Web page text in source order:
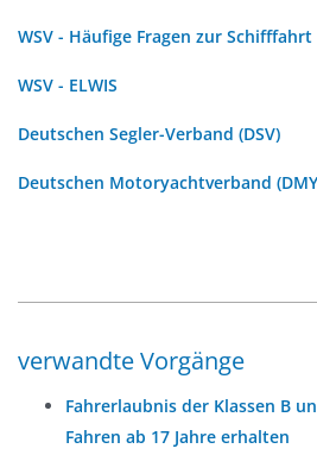
WSV - Häufige Fragen zur Schifffahrt
WSV - ELWIS
Deutschen Segler-Verband (DSV)
Deutschen Motoryachtverband
verwandte Vorgänge
Fahrerlaubnis der Klassen B
Fahren ab 17 Jahre erhalten